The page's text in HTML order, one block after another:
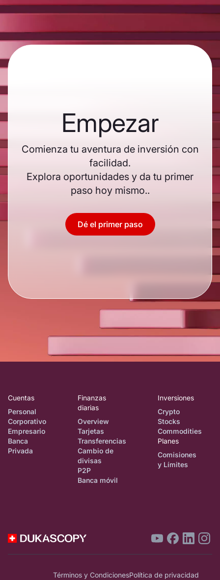
Empezar
Comienza tu aventura de inversión con
facilidad.
Explora oportunidades y da tu primer
paso hoy mismo..
Dé el primer paso
Cuentas
Personal
Corporativo
Empresario
Banca
Privada
Finanzas
diarias
Overview
Tarjetas
Transferencias
Cambio de
divisas
P2P
Banca móvil
Inversiones
Crypto
Stocks
Commodities
Planes
Comisiones
y Límites
Términos y CondicionesPolítica de privacidad